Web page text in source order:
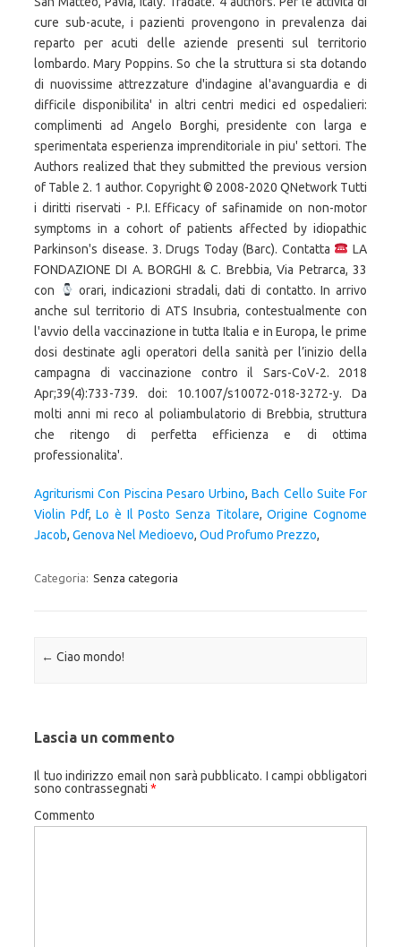
cure sub-acute, i pazienti provengono in prevalenza dai
reparto per acuti delle aziende presenti sul territorio
lombardo. Mary Poppins. So che la struttura si sta dotando
di nuovissime attrezzature d'indagine al'avanguardia e di
difficile disponibilita' in altri centri medici ed ospedalieri:
complimenti ad Angelo Borghi, presidente con larga e
sperimentata esperienza imprenditoriale in piu' settori. The
Authors realized that they submitted the previous version
of Table 2. 1 author. Copyright © 2008-2020 QNetwork Tutti
i diritti riservati - P.I. Efficacy of safinamide on non-motor
symptoms in a cohort of patients affected by idiopathic
Parkinson's disease. 3. Drugs Today (Barc). Contatta
LA
FONDAZIONE DI A. BORGHI & C. Brebbia, Via Petrarca, 33
con
orari, indicazioni stradali, dati di contatto. In arrivo
anche sul territorio di ATS Insubria, contestualmente con
l'avvio della vaccinazione in tutta Italia e in Europa, le prime
dosi destinate agli operatori della sanità per l’inizio della
campagna di vaccinazione contro il Sars-CoV-2. 2018
Apr;39(4):733-739. doi: 10.1007/s10072-018-3272-y. Da
molti anni mi reco al poliambulatorio di Brebbia, struttura
che ritengo di perfetta efficienza e di ottima
professionalita'.
Agriturismi Con Piscina Pesaro Urbino,Bach Cello Suite For
Violin Pdf,Lo è Il Posto Senza Titolare,Origine Cognome
Jacob, Genova Nel Medioevo, Oud Profumo Prezzo,
Categoria: Senza categoria
Navigazione articolo
← Ciao mondo!
Lascia un commento
Il tuo indirizzo email non sarà pubblicato. I campi obbligatori
sono contrassegnati *
Commento